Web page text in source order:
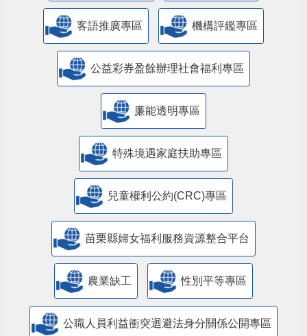
客語推廣專區 機構評鑑專區
公益彩券盈餘辦理社會福利專區
廉能透明專區
特殊境遇家庭扶助專區
兒童權利公約(CRC)專區
苗栗縣婦女福利服務資源整合平台
農業缺工 性別平等專區
公職人員利益衝突迴避法身分關係公開專區